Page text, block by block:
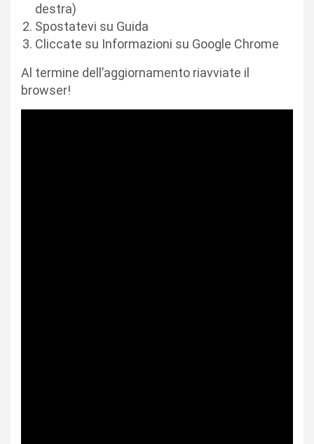
destra)
Spostatevi su Guida
Cliccate su Informazioni su Google Chrome
Al termine dell’aggiornamento riavviate il
browser!